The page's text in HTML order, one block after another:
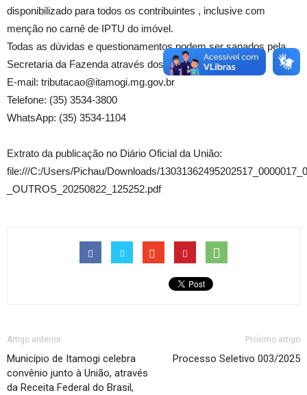
disponibilizado para todos os contribuintes , inclusive com
menção no carnê de IPTU do imóvel.
Todas as dúvidas e questionamentos podem ser sanados pela
Secretaria da Fazenda através dos seguintes contatos:
E-mail: tributacao@itamogi.mg.gov.br
Telefone: (35) 3534-3800
WhatsApp: (35) 3534-1104
Extrato da publicação no Diário Oficial da União:
file:///C:/Users/Pichau/Downloads/
_OUTROS_20250822_125252.pdf
Artigo anterior
Município de Itamogi celebra
convênio junto à União, através
da Receita Federal do Brasil,
Próximo artigo
Processo Seletivo 003/2025